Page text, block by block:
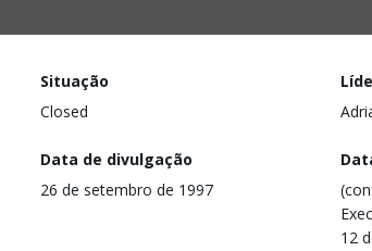
Situação
Closed
Data de divulgação
26 de setembro de 1997
12